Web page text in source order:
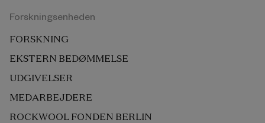
Forskningsenheden
FORSKNING
EKSTERN BEDØMMELSE
UDGIVELSER
MEDARBEJDERE
ROCKWOOL FONDEN BERLIN